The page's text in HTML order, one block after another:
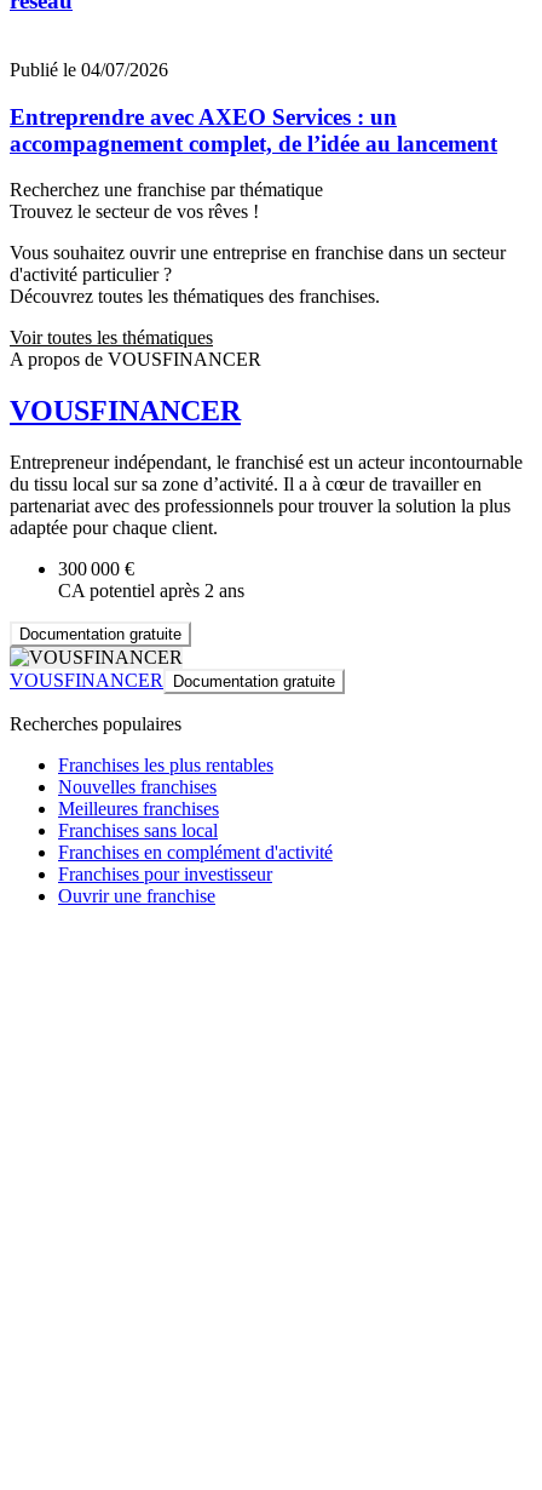
Publié le 04/07/2026
Entreprendre avec AXEO Services : un
accompagnement complet, de l’idée au lancement
Recherchez une franchise par thématique
Trouvez le secteur de vos rêves !
Vous souhaitez ouvrir une entreprise en franchise dans un secteur
d'activité particulier ?
Découvrez toutes les thématiques des franchises.
Voir toutes les thématiques
A propos de VOUSFINANCER
VOUSFINANCER
Entrepreneur indépendant, le franchisé est un acteur incontournable
du tissu local sur sa zone d’activité. Il a à cœur de travailler en
partenariat avec des professionnels pour trouver la solution la plus
adaptée pour chaque client.
300 000 €
CA potentiel après 2 ans
Documentation gratuite
VOUSFINANCER Documentation gratuite
Recherches populaires
Franchises les plus rentables
Nouvelles franchises
Meilleures franchises
Franchises sans local
Franchises en complément d'activité
Franchises pour investisseur
Ouvrir une franchise